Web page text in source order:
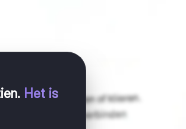
. Het is